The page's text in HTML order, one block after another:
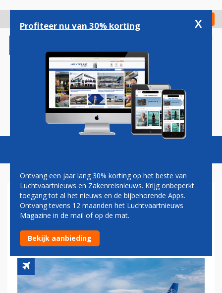
gaan
Check in
Magazine Podcasts Vacatures
NOLINOR BREIDT VLOOT
KLASSIEKE BOEING 737-
200'S VERDER UIT
Profiteer nu van 30% korting x
Ontvang een jaar lang 30% korting op het beste van
Luchtvaartnieuws en Zakenreisnieuws. Krijg onbeperkt
toegang tot al het nieuws en de bijbehorende Apps.
Ontvang tevens 12 maanden het Luchtvaartnieuws
Magazine in de mail of op de mat.
Bekijk aanbieding